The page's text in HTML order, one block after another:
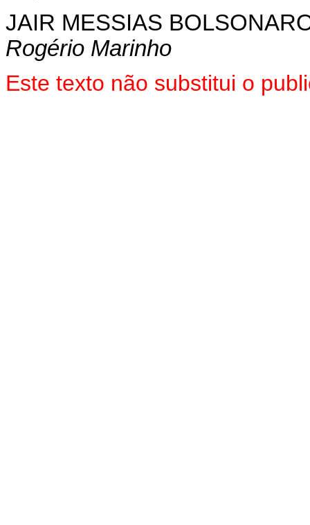
JAIR MESSIAS
Rogério Marinho
Este texto não substitui o